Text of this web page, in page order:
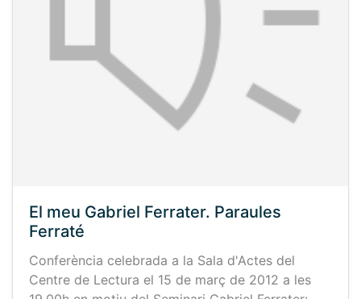
El meu Gabriel Ferrater. Paraules
Ferraté
Conferència celebrada a la Sala d'Actes del
Centre de Lectura el 15 de març de 2012 a les